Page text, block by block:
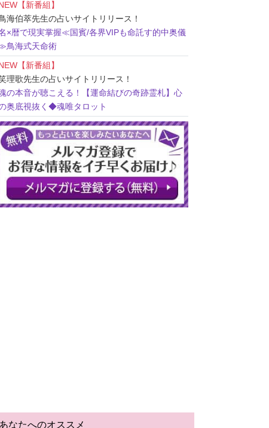
NEW【新番組】
海伯萃先生の占いサイトリリース！
×暦で現実掌握≪国賓/各界VIPも命託す的中奥儀
鳥海式天命術
NEW【新番組】
理歌先生の占いサイトリリース！
の本音が聴こえる！【運命結びの奇跡霊札】心
奥底視抜く◆魂唯タロット
あなたへのオススメ